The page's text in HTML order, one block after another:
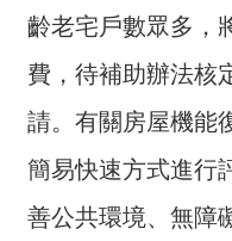
務
互
交
流
回
齡老宅戶數眾多，
費，待補助辦法核
請。有關房屋機能
簡易快速方式進行
善公共環境、無障